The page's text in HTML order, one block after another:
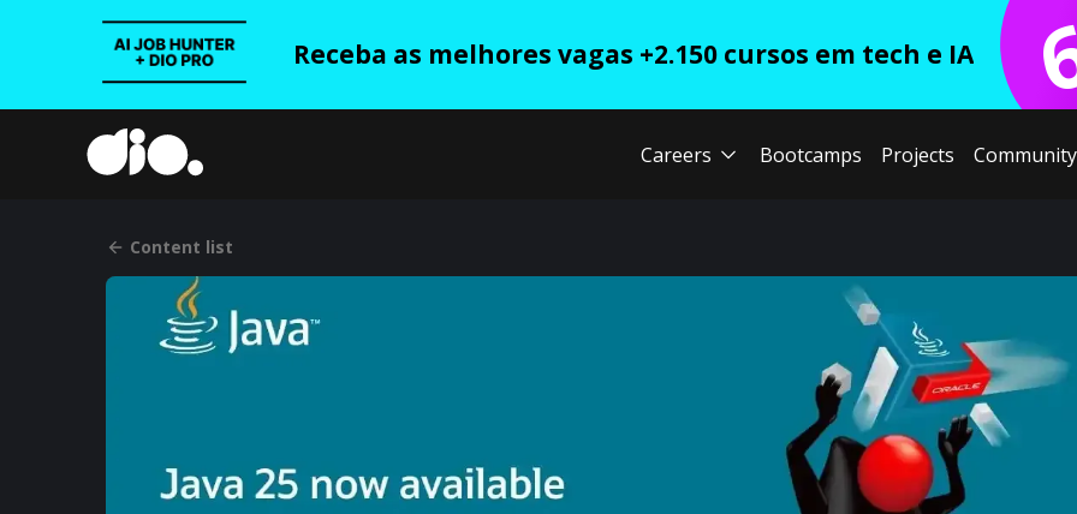
Receba as melhores vagas +2.150 cursos em tech e IA
Careers Bootcamps Projects Community
Content list